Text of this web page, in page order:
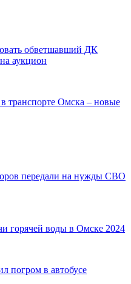
обветшавший ДК
аукцион
транспорте Омска – новые
передали на нужды СВО
горячей воды в Омске 2024
погром в автобусе